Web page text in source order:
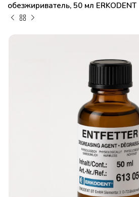
обезжириватель, 50 мл ERKODENT